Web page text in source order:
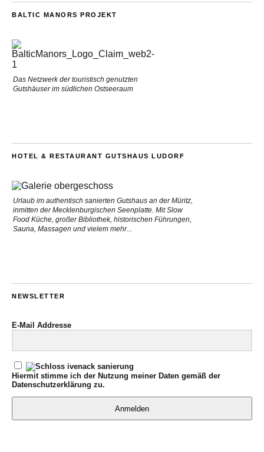
BALTIC MANORS PROJEKT
Das Netzwerk der touristisch genutzten
Gutshäuser im südlichen Ostseeraum
HOTEL & RESTAURANT GUTSHAUS LUDORF
Urlaub im authentisch sanierten Gutshaus an der Müritz,
inmitten der Mecklenburgischen Seenplatte. Mit Slow
Food Küche, großer Bibliothek, historischen Führungen,
Sauna, Massagen und vielem mehr...
NEWSLETTER
E-Mail Addresse
Hiermit stimme ich der Nutzung meiner Daten gemäß der
Datenschutzerklärung zu.
Anmelden